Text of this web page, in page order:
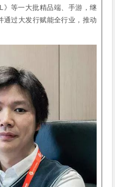
》等一大批精品端、手游，继
通过大发行赋能全行业，推动